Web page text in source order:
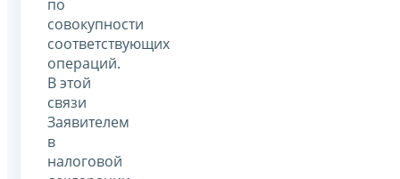
по
совокупности
соответствующих
операций.
В этой
связи
Заявителем
в
налоговой